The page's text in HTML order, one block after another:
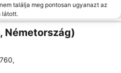
találja meg pontosan ugyanazt az
látott.
Németország)
,